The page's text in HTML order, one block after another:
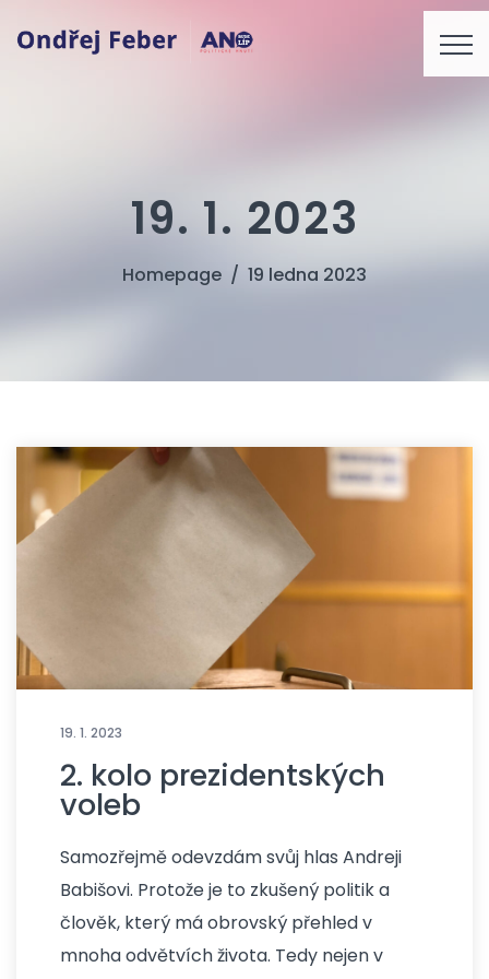
19. 1. 2023
Homepage 19 ledna 2023
19. 1. 2023
2. kolo prezidentských
voleb
Samozřejmě odevzdám svůj hlas Andreji
Babišovi. Protože je to zkušený politik a
člověk, který má obrovský přehled v
mnoha odvětvích života. Tedy nejen v